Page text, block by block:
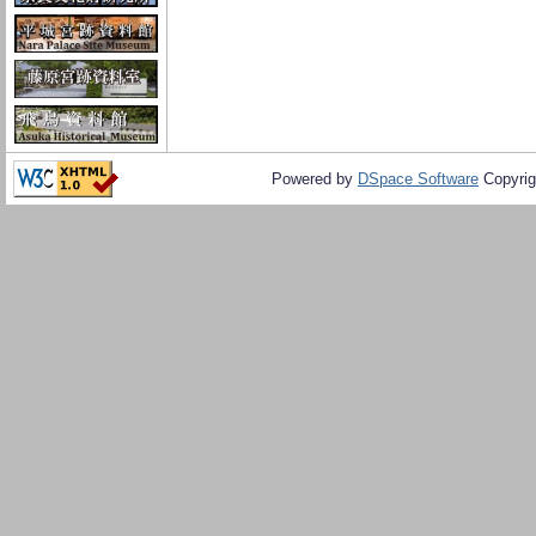
Powered by DSpace Software